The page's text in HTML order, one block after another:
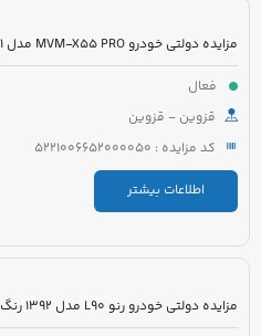
فعال
قزوین - قزوین
کد مزایده : 5221006652000050
اطلاعات بیشتر
مزایده دولتی خودرو رنو L90 مدل 1392 رنگ سفید